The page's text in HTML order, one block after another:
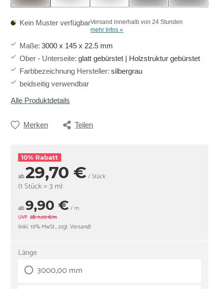
Kein Muster verfügbarVersand innerhalb von 24 Stunden
mehr Infos »
Maße: 3000 x 145 x 22.5 mm
Ober - Unterseite: glatt gebürstet | Holzstruktur gebürstet
Farbbezeichnung Hersteller: silbergrau
beidseitig verwendbar
Alle Produktdetails
Merken Teilen
10% Rabatt
ab29,70 € / Stück
(1 Stück = 3 m)
ab9,90 €/ m
UVP ab11,00 €/m
(inkl. 19% MwSt., zzgl. Versand)
Länge
3000,00 mm